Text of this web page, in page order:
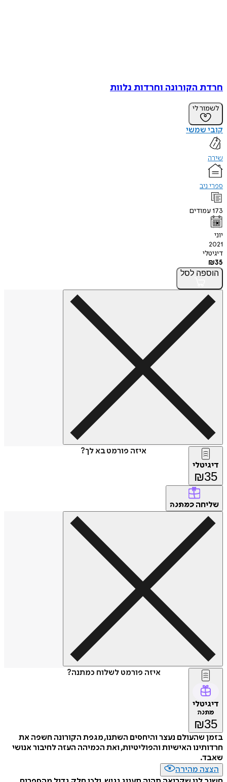
חרדת הקורונה וחרדות נלוות
לשמור לי
קובי שמשי
שירה
ספרי ניב
173עמודים
יוני
2021
דיגיטלי
₪35
הוספה לסל
איזה פורמט בא לך?
דיגיטלי
₪35
שליחה כמתנה
איזה פורמט לשלוח כמתנה?
דיגיטלי
מתנה
₪35
בזמן שהעולם נעצר והיחסים השתנו, מגפת הקורונה חשפה את
חרדותינו האישיות והפוליטיות, ואת הכמיהה העזה לחיבור אנושי
שאבד.
הצצה מהירה